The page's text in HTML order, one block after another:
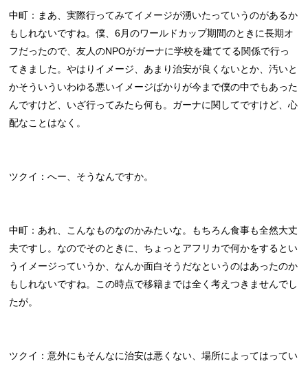
中町：まあ、実際行ってみてイメージが湧いたっていうのがあるか
もしれないですね。僕、6月のワールドカップ期間のときに長期オ
フだったので、友人のNPOがガーナに学校を建ててる関係で行っ
てきました。やはりイメージ、あまり治安が良くないとか、汚いと
かそういういわゆる悪いイメージばかりが今まで僕の中でもあった
んですけど、いざ行ってみたら何も。ガーナに関してですけど、心
配なことはなく。
ツクイ：へー、そうなんですか。
中町：あれ、こんなものなのかみたいな。もちろん食事も全然大丈
夫ですし。なのでそのときに、ちょっとアフリカで何かをするとい
うイメージっていうか、なんか面白そうだなというのはあったのか
もしれないですね。この時点で移籍までは全く考えつきませんでし
たが。
ツクイ：意外にもそんなに治安は悪くない、場所によってはってい